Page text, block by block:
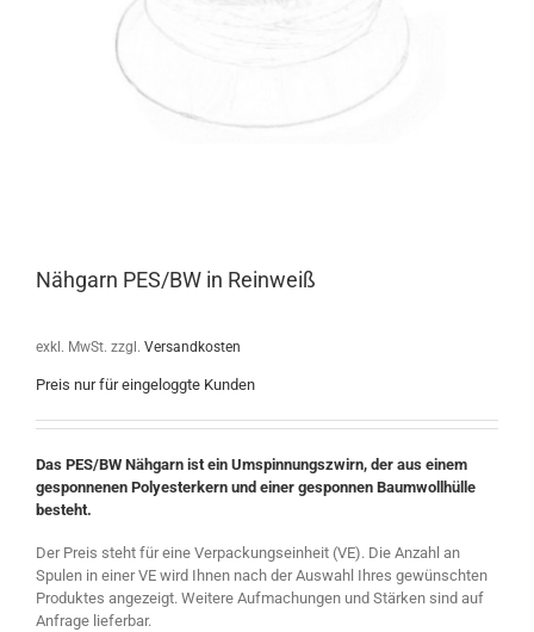
Nähgarn PES/BW in Reinweiß
exkl. MwSt. zzgl. Versandkosten
Preis nur für eingeloggte Kunden
Das PES/BW Nähgarn ist ein Umspinnungszwirn, der aus einem
gesponnenen Polyesterkern und einer gesponnen Baumwollhülle
besteht.
Der Preis steht für eine Verpackungseinheit (VE). Die Anzahl an
Spulen in einer VE wird Ihnen nach der Auswahl Ihres gewünschten
Produktes angezeigt. Weitere Aufmachungen und Stärken sind auf
Anfrage lieferbar.